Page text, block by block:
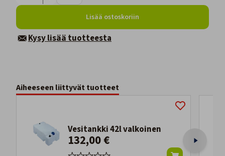
Lisää ostoskoriin
Kysy lisää tuotteesta
Aiheeseen liittyvät tuotteet
Vesitankki 42l valkoinen
132,00 €